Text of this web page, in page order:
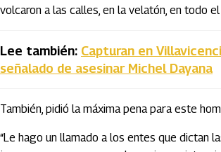
volcaron a las calles, en la velatón, en todo el
Lee también: Capturan en
señalado de asesinar Michel Dayana
También, pidió la máxima pena para este
“Le hago un llamado a los entes que dictan